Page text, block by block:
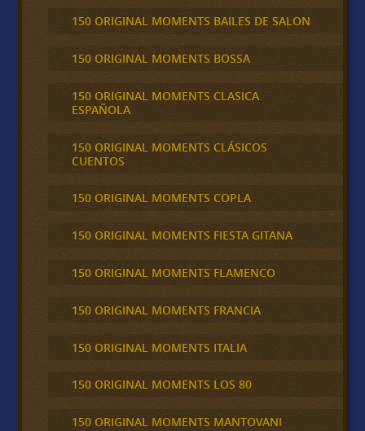
150 ORIGINAL MOMENTS BAILES DE SALON
150 ORIGINAL MOMENTS BOSSA
150 ORIGINAL MOMENTS CLASICA
ESPAÑOLA
150 ORIGINAL MOMENTS CLÁSICOS
CUENTOS
150 ORIGINAL MOMENTS COPLA
150 ORIGINAL MOMENTS FIESTA GITANA
150 ORIGINAL MOMENTS FLAMENCO
150 ORIGINAL MOMENTS FRANCIA
150 ORIGINAL MOMENTS ITALIA
150 ORIGINAL MOMENTS LOS 80
150 ORIGINAL MOMENTS MANTOVANI